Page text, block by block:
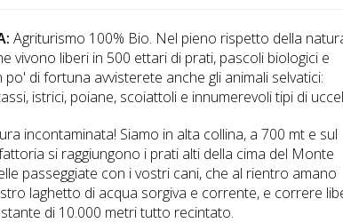
Agriturismo 100% Bio. Nel pieno rispetto della
vivono liberi in 500 ettari di prati, pascoli biologici e
po' di fortuna avvisterete anche gli animali selvatici:
istrici, poiane, scoiattoli e innumerevoli tipi di
incontaminata! Siamo in alta collina, a 700 mt e sul
si raggiungono i prati alti della cima del Monte
passeggiate con i vostri cani, che al rientro amano
laghetto di acqua sorgiva e corrente, e correre
di 10.000 metri tutto recintato.